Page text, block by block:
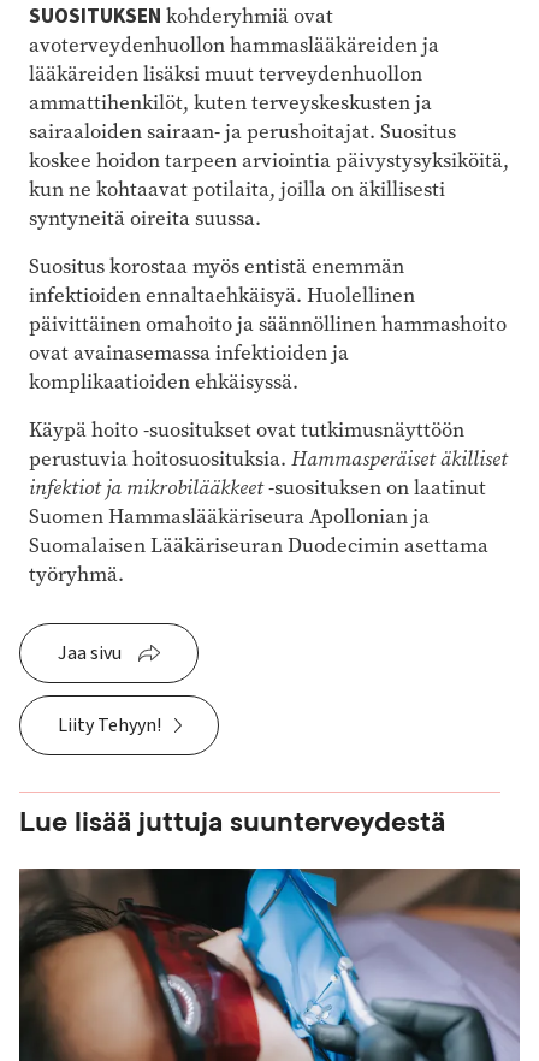
SUOSITUKSEN kohderyhmiä ovat
avoterveydenhuollon hammaslääkäreiden ja
lääkäreiden lisäksi muut terveydenhuollon
ammattihenkilöt, kuten terveyskeskusten ja
sairaaloiden sairaan- ja perushoitajat. Suositus
koskee hoidon tarpeen arviointia päivystysyksiköitä,
kun ne kohtaavat potilaita, joilla on äkillisesti
syntyneitä oireita suussa.
Suositus korostaa myös entistä enemmän
infektioiden ennaltaehkäisyä. Huolellinen
päivittäinen omahoito ja säännöllinen hammashoito
ovat avainasemassa infektioiden ja
komplikaatioiden ehkäisyssä.
Käypä hoito -suositukset ovat tutkimusnäyttöön
perustuvia hoitosuosituksia. Hammasperäiset äkilliset
infektiot ja mikrobilääkkeet-suosituksen on laatinut
Suomen Hammaslääkäriseura Apollonian ja
Suomalaisen Lääkäriseuran Duodecimin asettama
työryhmä.
Jaa sivu
Liity Tehyyn!
Lue lisää juttuja suunterveydestä